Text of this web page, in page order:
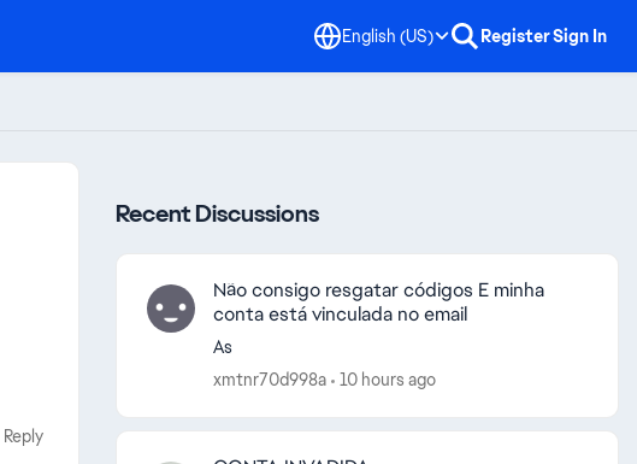
English (US) RegisterSign In
Reply
Recent Discussions
Não consigo resgatar códigos E minha
conta está vinculada no email
As
xmtnr70d998a
10 hours ago